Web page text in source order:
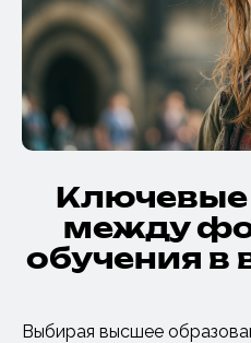
между
обучения в
Выбирая высшее